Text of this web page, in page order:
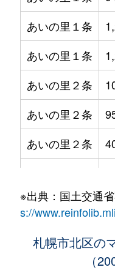
あいの里１条
あいの里１条
あいの里２条
あいの里２条
あいの里２条
あいの里２条
※出典：国土交通
s://
札幌市北区の
（